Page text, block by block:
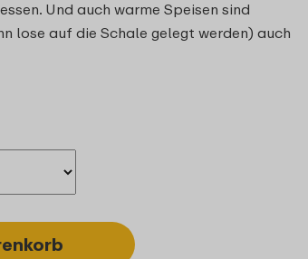
Und auch warme Speisen sind
lose auf die Schale gelegt werden) auch